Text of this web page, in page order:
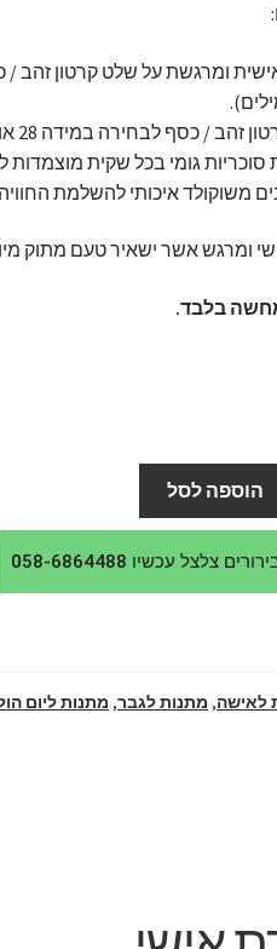
/ כסף לבחירה במידה 28 אורך על 8 רוחב.
ומרגש אשר ישאיר טעם מתוק
בלבד.
הוספה לסל
צלצל עכשיו 058-6864488
לאישה, מתנות לגבר, מתנות ליום